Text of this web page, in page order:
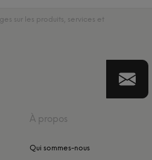
sur les produits, services et
À propos
Qui sommes-nous